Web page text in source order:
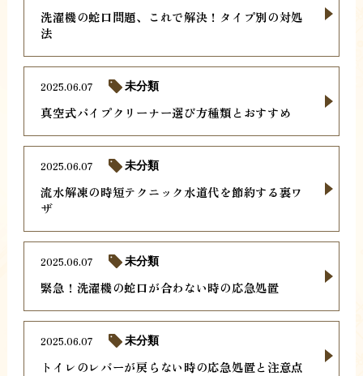
洗濯機の蛇口問題、これで解決！タイプ別の対処
法
真空式パイプクリーナー選び方種類とおすすめ
2025.06.07 未分類
流水解凍の時短テクニック水道代を節約する裏ワ
ザ
2025.06.07 未分類
緊急！洗濯機の蛇口が合わない時の応急処置
2025.06.07 未分類
トイレのレバーが戻らない時の応急処置と注意点
2025.06.07 未分類